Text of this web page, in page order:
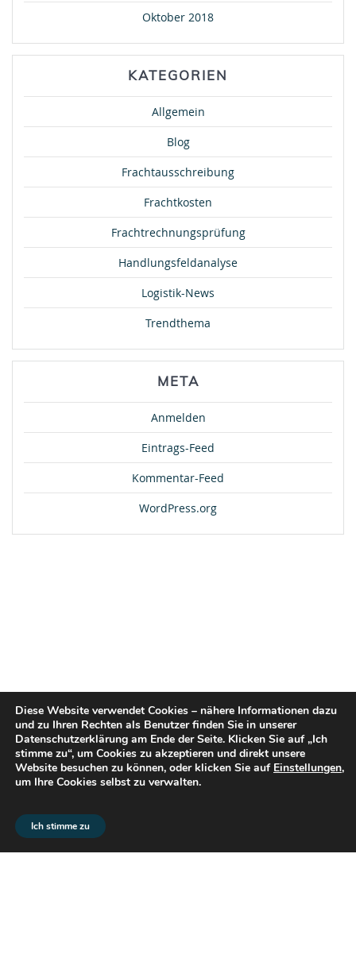
Oktober 2018
KATEGORIEN
Allgemein
Blog
Frachtausschreibung
Frachtkosten
Frachtrechnungsprüfung
Handlungsfeldanalyse
Logistik-News
Trendthema
META
Anmelden
Eintrags-Feed
Kommentar-Feed
WordPress.org
Diese Website verwendet Cookies – nähere Informationen dazu
und zu Ihren Rechten als Benutzer finden Sie in unserer
Datenschutzerklärung am Ende der Seite. Klicken Sie auf „Ich
stimme zu“, um Cookies zu akzeptieren und direkt unsere
Website besuchen zu können, oder klicken Sie auf Einstellungen,
um Ihre Cookies selbst zu verwalten.
Ich stimme zu